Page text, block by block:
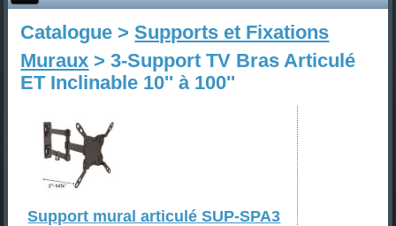
Catalogue >Supports et Fixations
Muraux > 3-Support TV Bras Articulé
ET Inclinable 10'' à 100''
Support mural articulé SUP-SPA3